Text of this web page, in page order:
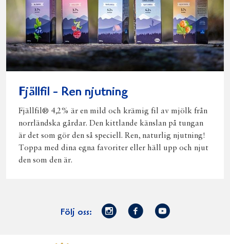
Fjällfil - Ren njutning
Fjällfil® 4,2% är en mild och krämig fil av mjölk från
norrländska gårdar. Den kittlande känslan på tungan
är det som gör den så speciell. Ren, naturlig njutning!
Toppa med dina egna favoriter eller häll upp och njut
den som den är.
Följ oss:
Norrmejerier
Facebook
Youtube